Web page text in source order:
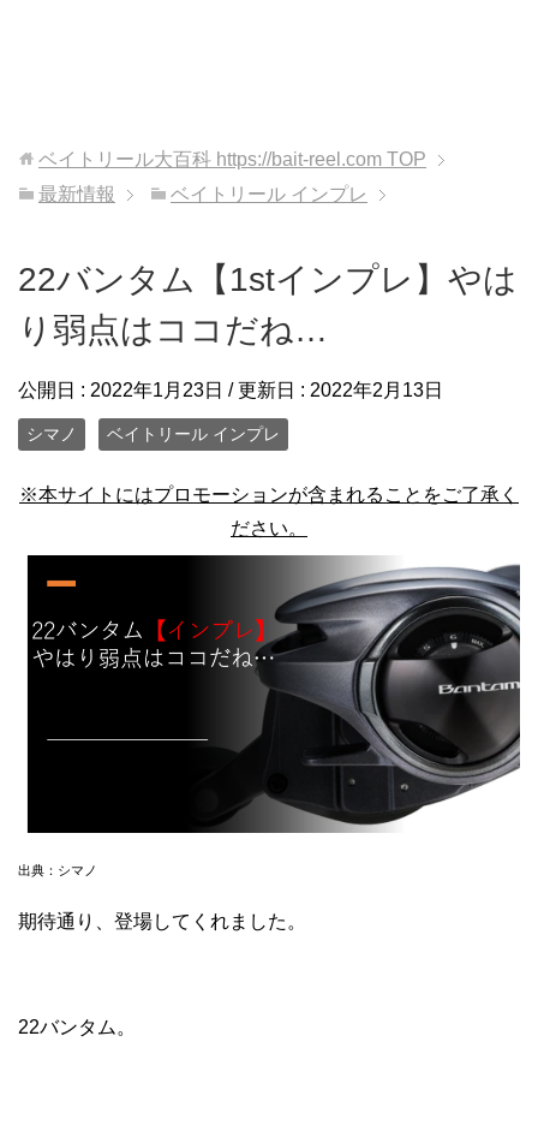
ベイトリール大百科 https://bait-reel.com TOP
最新情報
ベイトリール インプレ
22バンタム【1stインプレ】やは
り弱点はココだね…
公開日 : 2022年1月23日 / 更新日 : 2022年2月13日
シマノ ベイトリール インプレ
※本サイトにはプロモーションが含まれることをご了承く
ださい。
出典：シマノ
期待通り、登場してくれました。
22バンタム。